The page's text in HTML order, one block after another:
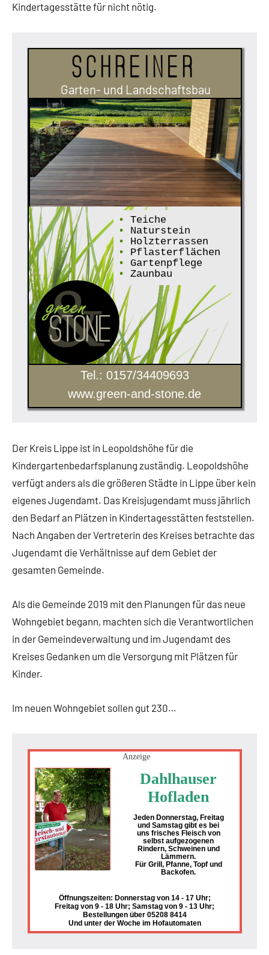
Kindertagesstätte für nicht nötig.
Schreiner
Garten- und Landschaftsbau
•
Teiche
•
Naturstein
•
Holzterrassen
•
Pflasterflächen
•
Gartenpflege
•
Zaunbau
Tel.: 0157/34409693
www.green-and-stone.de
Der Kreis Lippe ist in Leopoldshöhe für die
Kindergartenbedarfsplanung zuständig. Leopoldshöhe
verfügt anders als die größeren Städte in Lippe über kein
eigenes Jugendamt. Das Kreisjugendamt muss jährlich
den Bedarf an Plätzen in Kindertagesstätten feststellen.
Nach Angaben der Vertreterin des Kreises betrachte das
Jugendamt die Verhältnisse auf dem Gebiet der
gesamten Gemeinde.
Als die Gemeinde 2019 mit den Planungen für das neue
Wohngebiet begann, machten sich die Verantwortlichen
in der Gemeindeverwaltung und im Jugendamt des
Kreises Gedanken um die Versorgung mit Plätzen für
Kinder.
Im neuen Wohngebiet sollen gut 230…
Anzeige
Dahlhauser
Hofladen
Jeden Donnerstag, Freitag
und Samstag gibt es bei
uns frisches Fleisch von
selbst aufgezogenen
Rindern, Schweinen und
Lämmern.
Für Grill, Pfanne, Topf und
Backofen.
Öffnungszeiten: Donnerstag von 14 - 17 Uhr;
Freitag von 9 - 18 Uhr; Samstag von 9 - 13 Uhr;
Bestellungen über 05208 8414
Und unter der Woche im Hofautomaten